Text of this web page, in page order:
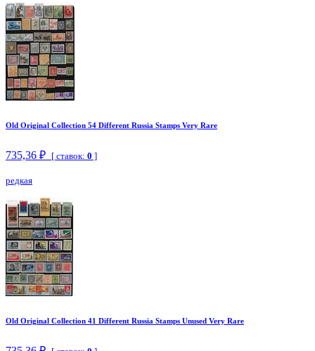
Old Original Collection 54 Different Russia Stamps Very Rare
735,36 ₽ [ ставок: 0 ]
редкая
Old Original Collection 41 Different Russia Stamps Unused Very Rare